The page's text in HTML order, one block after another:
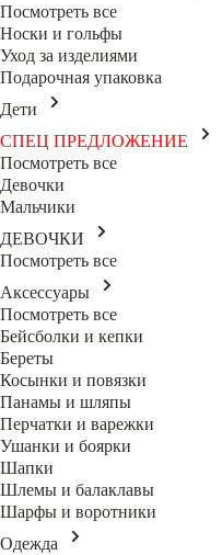
Посмотреть все
Носки и гольфы
Уход за изделиями
Подарочная упаковка
Дети
СПЕЦ ПРЕДЛОЖЕНИЕ
Посмотреть все
Девочки
Мальчики
ДЕВОЧКИ
Посмотреть все
Аксессуары
Посмотреть все
Бейсболки и кепки
Береты
Косынки и повязки
Панамы и шляпы
Перчатки и варежки
Ушанки и боярки
Шапки
Шлемы и балаклавы
Шарфы и воротники
Одежда